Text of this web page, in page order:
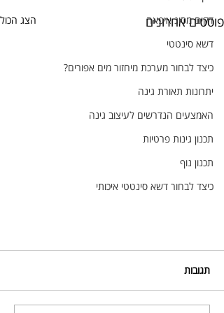
דקים מסוג איפאה
דשא סינטטי
כיצד לבחור מערכת מיחזור מים אפורים?
יתרונות תאורת גינה
האמצעים הנדרשים לעיצוב גינה
תכנון גינות פרטיות
תכנון נוף
כיצד לבחור דשא סינטטי איכותי
פוסטים אחרונים הצג הכול
תגובות